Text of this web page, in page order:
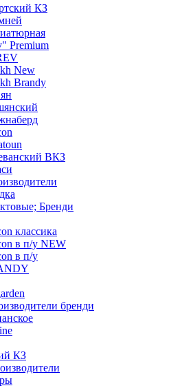
КЗ
Premium
New
Brandy
ВКЗ
Бренди
классика
в п/у NEW
в п/у
бренди
КЗ